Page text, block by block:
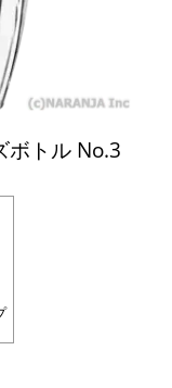
ボトル No.3